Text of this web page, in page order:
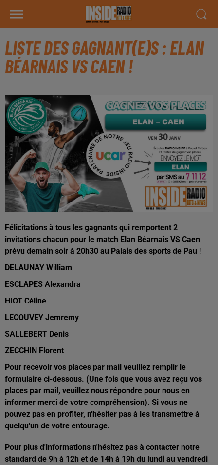
LISTE DES GAGNANT(E)S : ELAN
BÉARNAIS VS CAEN !
Félicitations à tous les gagnants qui remportent 2
invitations chacun pour le match Elan Béarnais VS Caen
prévu demain soir à 20h30 au Palais des sports de Pau !
DELAUNAY William
ESCLAPES Alexandra
HIOT Céline
LECOUVEY Jemremy
SALLEBERT Denis
ZECCHIN Florent
Pour recevoir vos places par mail veuillez remplir le
formulaire ci-dessous. (Une fois que vous avez reçu vos
places par mail, veuillez nous répondre pour nous en
informer merci de votre compréhension). Si vous ne
pouvez pas en profiter, n'hésiter pas à les transmettre à
quelqu'un de votre entourage.
Pour plus d'informations n'hésitez pas à contacter notre
standard de 9h à 12h et de 14h à 19h du lundi au vendredi